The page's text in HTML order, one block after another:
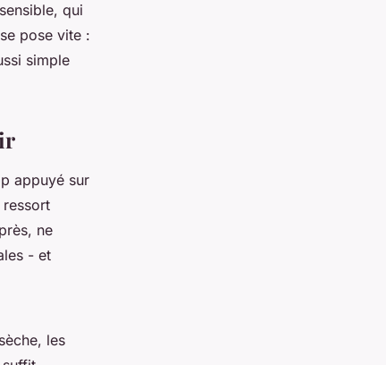
qui
pose vite :
simple
appuyé sur
ressort
ne
- et
les